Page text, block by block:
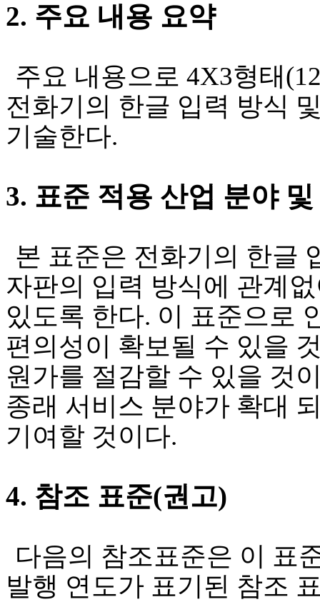
2. 주요 내용 요약
주요 내용으로 4X3형태
전화기의 한글 입력 방식
기술한다.
3. 표준 적용 산업 분야
본 표준은 전화기의 한글
자판의 입력 방식에 관계
있도록 한다. 이 표준으로
편의성이 확보될 수 있을
원가를 절감할 수 있을 것
종래 서비스 분야가 확대
기여할 것이다.
4. 참조 표준(권고)
다음의 참조표준은 이 표
발행 연도가 표기된 참조